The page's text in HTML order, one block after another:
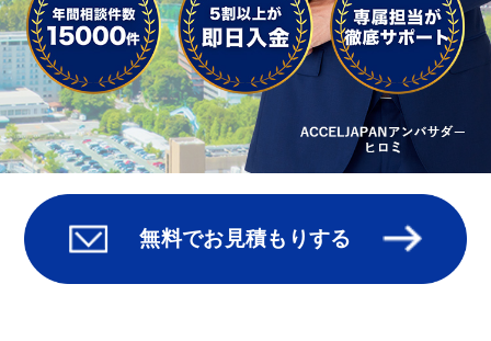
無料でお見積もりする